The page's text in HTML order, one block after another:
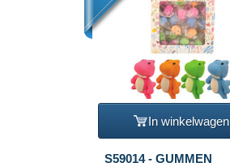
In winkelwagen
S59014 - GUMMEN